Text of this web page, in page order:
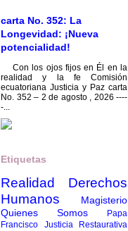
carta No. 352: La
Longevidad: ¡Nueva
potencialidad!
Con los ojos fijos en Él en la
realidad y la fe Comisión
ecuatoriana Justicia y Paz carta
No. 352 – 2 de agosto , 2026 ----
-...
Etiquetas
Realidad
Derechos
Humanos
Magisterio
Quienes Somos
Papa
Francisco
Justicia Restaurativa